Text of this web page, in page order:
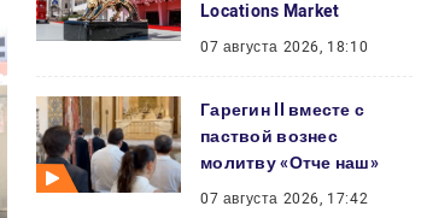
Locations Market
07 августа 2026, 18:10
Гарегин II вместе с
паствой вознес
молитву «Отче наш»
07 августа 2026, 17:42